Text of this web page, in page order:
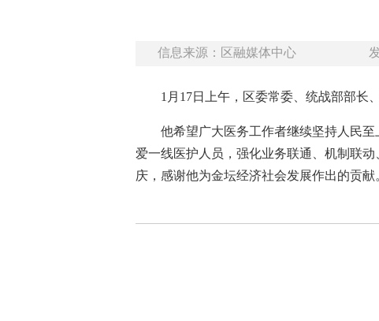
信息来源：区融媒体中心
1月17日上午，区委常委、统战部部长
他希望广大医务工作者继续坚持人民
爱一线医护人员，强化业务联通、机制联
庆，感谢他为金坛经济社会发展作出的贡献